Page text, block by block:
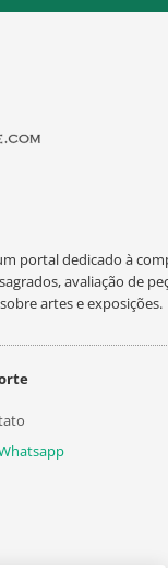
portal dedicado à
avaliação de
artes e exposições.